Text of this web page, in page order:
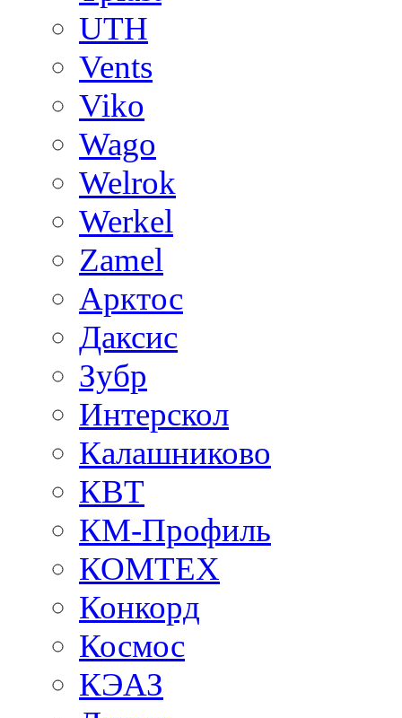
UTH
Vents
Viko
Wago
Welrok
Werkel
Zamel
Арктос
Даксис
Зубр
Интерскол
Калашниково
КВТ
КМ-Профиль
КОМТЕХ
Конкорд
Космос
КЭАЗ